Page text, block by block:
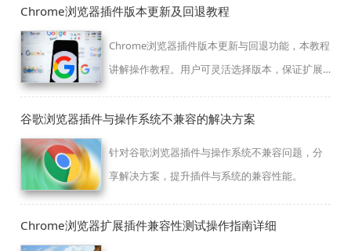
验。
Chrome浏览器插件版本更新及回退教程
Chrome浏览器插件版本更新与回退功能，本教程
讲解操作教程。用户可灵活选择版本，保证扩展
谷歌浏览器插件与操作系统不兼容的解决方案
针对谷歌浏览器插件与操作系统不兼容问题，分
享解决方案，提升插件与系统的兼容性能。
Chrome浏览器扩展插件兼容性测试操作指南详细